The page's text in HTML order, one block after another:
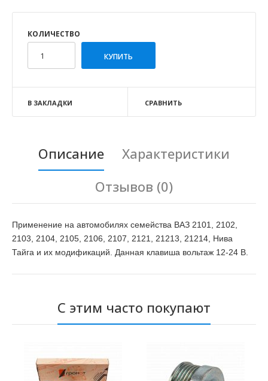
КОЛИЧЕСТВО
В ЗАКЛАДКИ СРАВНИТЬ
Описание
Характеристики
Отзывов (0)
Применение на автомобилях семейства ВАЗ 2101, 2102,
2103, 2104, 2105, 2106, 2107, 2121, 21213, 21214, Нива
Тайга и их модификаций. Данная клавиша вольтаж 12-24 В.
С этим часто покупают